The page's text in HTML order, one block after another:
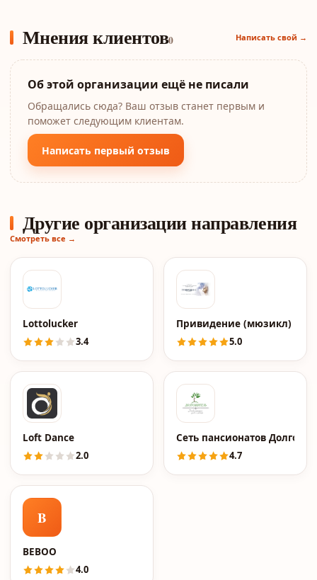
Мнения клиентов0 Написать свой →
Об этой организации ещё не писали
Обращались сюда? Ваш отзыв станет первым и
поможет следующим клиентам.
Написать первый отзыв
Другие организации направления
Смотреть все →
Lottolucker
3.4
Привидение (мюзикл)
5.0
Loft Dance
2.0
Сеть пансионатов
4.7
B
BEBOO
4.0